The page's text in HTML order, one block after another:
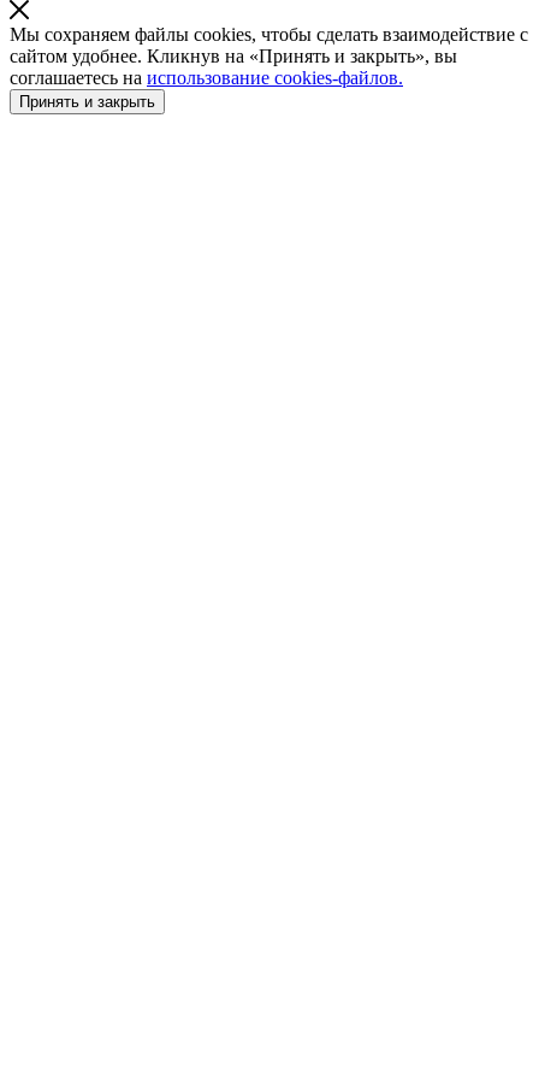
Мы сохраняем файлы cookies, чтобы сделать взаимодействие с
сайтом удобнее. Кликнув на «Принять и закрыть», вы
соглашаетесь на использование cookies-файлов.
Принять и закрыть